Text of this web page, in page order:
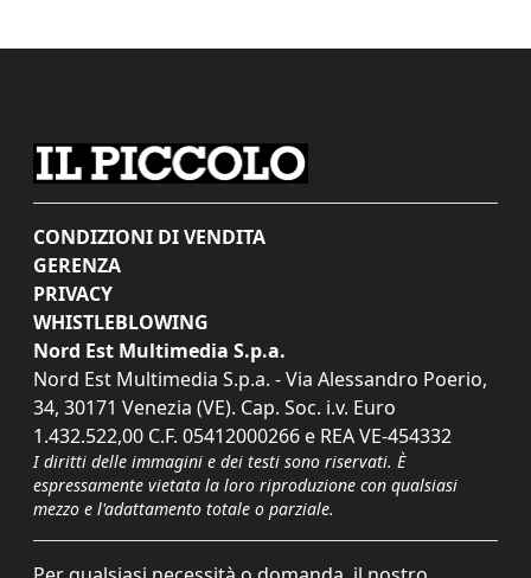
CONDIZIONI DI VENDITA
GERENZA
PRIVACY
WHISTLEBLOWING
Nord Est Multimedia S.p.a.
Nord Est Multimedia S.p.a. - Via Alessandro Poerio,
34, 30171 Venezia (VE). Cap. Soc. i.v. Euro
1.432.522,00 C.F. 05412000266 e REA VE-454332
I diritti delle immagini e dei testi sono riservati. È
espressamente vietata la loro riproduzione con qualsiasi
mezzo e l'adattamento totale o parziale.